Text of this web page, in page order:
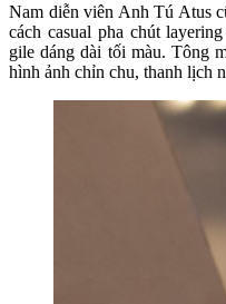
Nam diễn viên Anh Tú Atus
cách casual pha chút
gile dáng dài tối màu. Tông
hình ảnh chỉn chu, thanh lịch